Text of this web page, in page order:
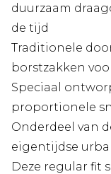
duurzaam
de tijd
Traditionele
borstzakken
Speciaal
proportionele
Onderdeel van
eigentijdse
Deze regular fit